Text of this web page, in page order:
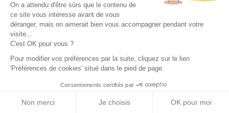
On a attendu d'être sûrs que le contenu de
ce site vous intéresse avant de vous
déranger, mais on aimerait bien vous accompagner pendant votre
visite...
C'est OK pour vous ?
Pour modifier vos préférences par la suite, cliquez sur le lien
'Préférences de cookies' situé dans le pied de page.
Consentements certifiés par
Non merci Je choisis OK pour moi
Trouvez le professionnel
le plus adapté à votre